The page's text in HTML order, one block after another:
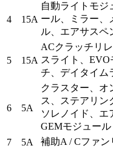
4 15A
自動ライトモジ
ール、ミラー、
ル、エアサスペ
5 15A
ACクラッチリ
スライト、
チ、デイタイム
6 5A
クラスター、オ
ス、ステアリン
ソレノイド、エ
GEMモジュール
7
5A 補助A / Cファ